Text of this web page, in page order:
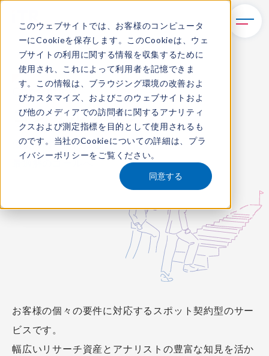
このウェブサイトでは、お客様のコンピュータ
ーにCookieを保存します。このCookieは、ウェ
ブサイトの利用に関する情報を収集するために
使用され、これによって利用者を記憶できま
す。この情報は、ブラウジング環境の改善およ
びカスタマイズ、およびこのウェブサイトおよ
び他のメディアでの訪問者に関するアナリティ
クスおよび測定指標を目的として使用されるも
のです。当社のCookieについての詳細は、 プラ
イバシーポリシーをご覧ください。
同意する
TOP サービス コンサルティング
Consulting
コンサルティング
個別の問いに伴走し、
最適解のゴールへ
お客様の個々の要件に対応するスポット契約型のサー
ビスです。
幅広いリサーチ資産とアナリストの豊富な知見を活か